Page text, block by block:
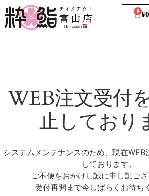
¥0
0
WEB注文受付
止しており
システムメンテナンスのため、現在WEB
しております。
ご不便をおかけし誠に申し訳ござ
受付再開まで今しばらくお待ち